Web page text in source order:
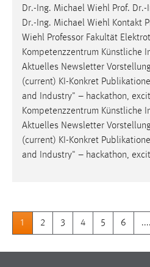
Dr.-Ing. Michael Wiehl Prof.
Dr.-Ing. Michael Wiehl Kontakt
Wiehl Professor Fakultät
Kompetenzzentrum Künstliche
Aktuelles Newsletter
(current) KI-Konkret
and Industry" – hackathon,
Kompetenzzentrum Künstliche
Aktuelles Newsletter
(current) KI-Konkret
and Industry" – hackathon,
1 2 3 4 5 6 ....